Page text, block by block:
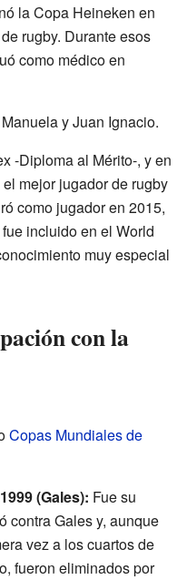
la Copa Heineken en
rugby. Durante esos
como médico en
y Juan Ignacio.
-Diploma al Mérito-, y en
mejor jugador de rugby
como jugador en 2015,
incluido en el World
muy especial
con la
Copas Mundiales de
(Gales): Fue su
contra Gales y, aunque
vez a los cuartos de
fueron eliminados por